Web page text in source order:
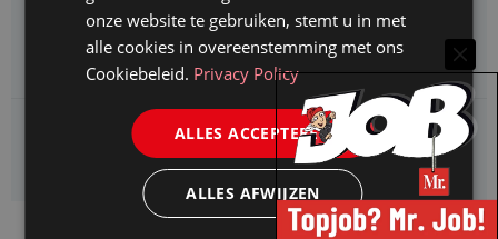
CAOP zoekt een
Juridisch adviseur (junior)
Kifid zoekt een
Jurist- secretaris
onze website te gebruiken, stemt u in met
alle cookies in overeenstemming met ons
Cookiebeleid. Privacy Policy
ALLES ACCEPTEREN
ALLES AFWIJZEN